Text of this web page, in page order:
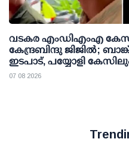
വടകര എംഡിഎംഎ കേസ്:
കേന്ദ്രബിന്ദു ജിജില്‍;
ഇടപാട്, പയ്യോളി
07 08 2026